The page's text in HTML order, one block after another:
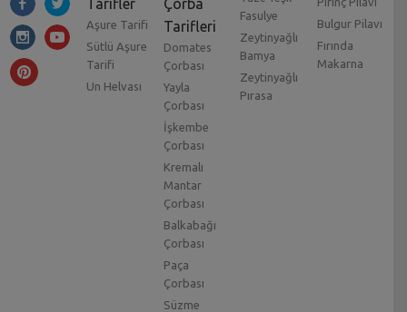
Tarifler
Aşure Tarifi
Sütlü Aşure
Tarifi
Un Helvası
Çorba
Tarifleri
Domates
Çorbası
Yayla
Çorbası
İşkembe
Çorbası
Kremalı
Mantar
Çorbası
Balkabağı
Çorbası
Paça
Çorbası
Süzme
Fasulye
Zeytinyağlı
Bamya
Zeytinyağlı
Pırasa
Bulgur Pilavı
Fırında
Makarna